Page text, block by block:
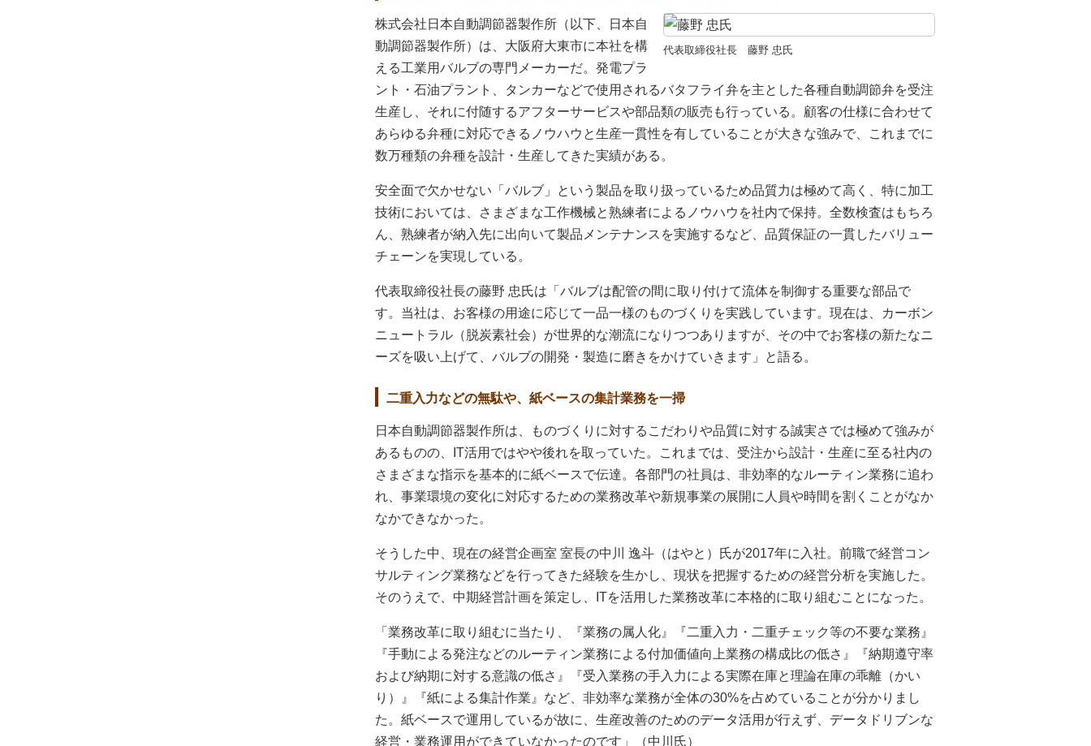
代表取締役社長 藤野 忠氏
株式会社日本自動調節器製作所（以下、日本自
動調節器製作所）は、大阪府大東市に本社を構
える工業用バルブの専門メーカーだ。発電プラ
ント・石油プラント、タンカーなどで使用されるバタフライ弁を主とした各種自動調節弁を受注
生産し、それに付随するアフターサービスや部品類の販売も行っている。顧客の仕様に合わせて
あらゆる弁種に対応できるノウハウと生産一貫性を有していることが大きな強みで、これまでに
数万種類の弁種を設計・生産してきた実績がある。
安全面で欠かせない「バルブ」という製品を取り扱っているため品質力は極めて高く、特に加工
技術においては、さまざまな工作機械と熟練者によるノウハウを社内で保持。全数検査はもちろ
ん、熟練者が納入先に出向いて製品メンテナンスを実施するなど、品質保証の一貫したバリュー
チェーンを実現している。
代表取締役社長の藤野 忠氏は「バルブは配管の間に取り付けて流体を制御する重要な部品で
す。当社は、お客様の用途に応じて一品一様のものづくりを実践しています。現在は、カーボン
ニュートラル（脱炭素社会）が世界的な潮流になりつつありますが、その中でお客様の新たなニ
ーズを吸い上げて、バルブの開発・製造に磨きをかけていきます」と語る。
二重入力などの無駄や、紙ベースの集計業務を一掃
日本自動調節器製作所は、ものづくりに対するこだわりや品質に対する誠実さでは極めて強みが
あるものの、IT活用ではやや後れを取っていた。これまでは、受注から設計・生産に至る社内の
さまざまな指示を基本的に紙ベースで伝達。各部門の社員は、非効率的なルーティン業務に追わ
れ、事業環境の変化に対応するための業務改革や新規事業の展開に人員や時間を割くことがなか
なかできなかった。
そうした中、現在の経営企画室 室長の中川 逸斗（はやと）氏が2017年に入社。前職で経営コン
サルティング業務などを行ってきた経験を生かし、現状を把握するための経営分析を実施した。
そのうえで、中期経営計画を策定し、ITを活用した業務改革に本格的に取り組むことになった。
「業務改革に取り組むに当たり、『業務の属人化』『二重入力・二重チェック等の不要な業務』
『手動による発注などのルーティン業務による付加価値向上業務の構成比の低さ』『納期遵守率
および納期に対する意識の低さ』『受入業務の手入力による実際在庫と理論在庫の乖離（かい
り）』『紙による集計作業』など、非効率な業務が全体の30%を占めていることが分かりまし
た。紙ベースで運用しているが故に、生産改善のためのデータ活用が行えず、データドリブンな
経営・業務運用ができていなかったのです」（中川氏）